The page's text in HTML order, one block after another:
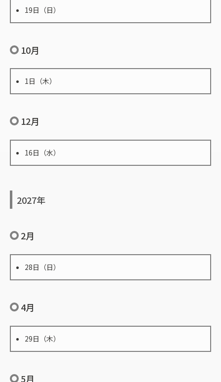
19日（日）
10月
1日（木）
12月
16日（水）
2027年
2月
28日（日）
4月
29日（木）
5月